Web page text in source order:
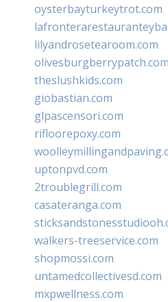
oysterbayturkeytrot.com
lilyandrosetearoom.com
olivesburgberrypatch.com
theslushkids.com
giobastian.com
glpascensori.com
rifloorepoxy.com
uptonpvd.com
2troublegrill.com
casateranga.com
walkers-treeservice.com
shopmossi.com
untamedcollectivesd.com
mxpwellness.com